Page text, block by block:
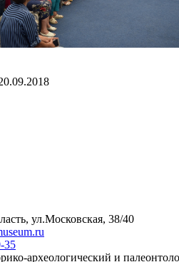
ул.Московская, 38/40
35
и